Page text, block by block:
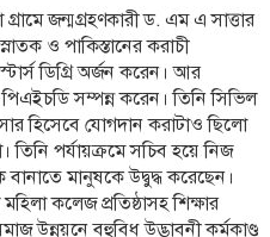
জন্মগ্রহণকারী ড. এম এ সাত্তার
ও পাকিস্তানের করাচী
ডিগ্রি অর্জন করেন। আর
পিএইচডি সম্পন্ন করেন। তিনি সিভিল
হিসেবে যোগদান করাটাও ছিলো
পর্যায়ক্রমে সচিব হয়ে নিজ
বানাতে মানুষকে উদ্বুদ্ধ করেছেন।
কলেজ প্রতিষ্ঠাসহ শিক্ষার
উন্নয়নে বহুবিধ উদ্ভাবনী কর্মকাণ্ড